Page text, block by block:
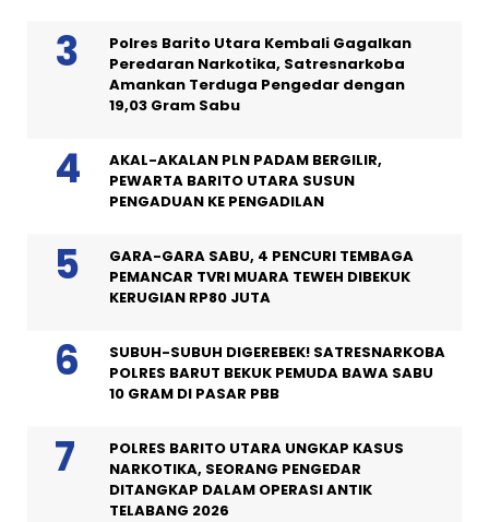
Polres Barito Utara Kembali Gagalkan
Peredaran Narkotika, Satresnarkoba
Amankan Terduga Pengedar dengan
19,03 Gram Sabu
AKAL-AKALAN PLN PADAM BERGILIR,
PEWARTA BARITO UTARA SUSUN
PENGADUAN KE PENGADILAN
GARA-GARA SABU, 4 PENCURI TEMBAGA
PEMANCAR TVRI MUARA TEWEH DIBEKUK
KERUGIAN RP80 JUTA
SUBUH-SUBUH DIGEREBEK! SATRESNARKOBA
POLRES BARUT BEKUK PEMUDA BAWA SABU
10 GRAM DI PASAR PBB
POLRES BARITO UTARA UNGKAP KASUS
NARKOTIKA, SEORANG PENGEDAR
DITANGKAP DALAM OPERASI ANTIK
TELABANG 2026